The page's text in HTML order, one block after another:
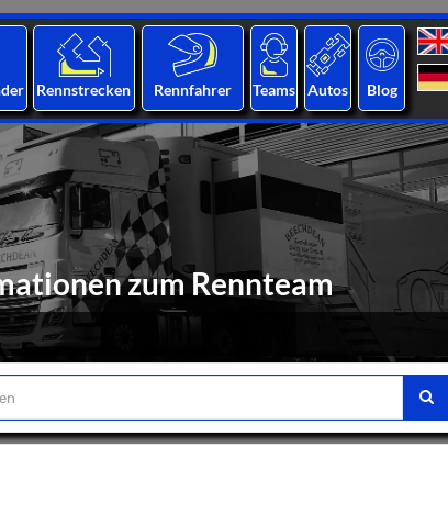
Rennstrecken Rennfahrer Teams Autos Blog
zum Rennteam